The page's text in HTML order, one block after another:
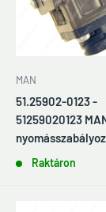
MAN
51.25902-0123 -
51259020123
Raktáron